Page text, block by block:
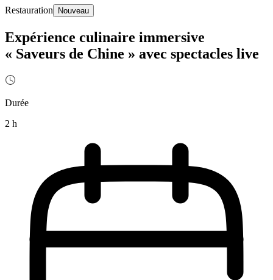
Restauration Nouveau
Expérience culinaire immersive
« Saveurs de Chine » avec spectacles live
Durée
2 h